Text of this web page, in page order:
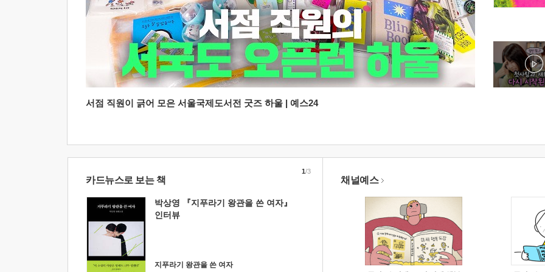
서점 직원이 긁어 모은 서울국제도서전 굿즈 하울 | 예스24
카드뉴스로 보는 책
박상영 『지푸라기 왕관을 쓴 여자』
인터뷰
지푸라기 왕관을 쓴 여자
1/3
채널예스